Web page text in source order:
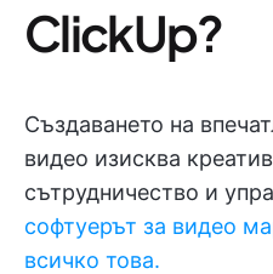
ClickUp?
Създаването на
видео изисква
сътрудничество и
софтуерът за видео
всичко това.